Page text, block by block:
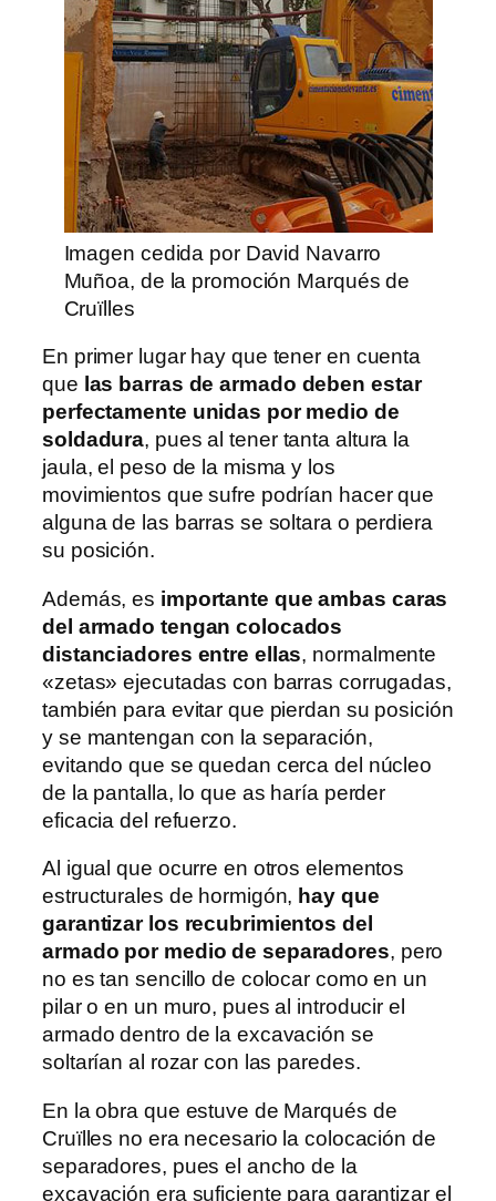
Imagen cedida por David Navarro
Muñoa, de la promoción Marqués de
Cruïlles
En primer lugar hay que tener en cuenta
que las barras de armado deben estar
perfectamente unidas por medio de
soldadura, pues al tener tanta altura la
jaula, el peso de la misma y los
movimientos que sufre podrían hacer que
alguna de las barras se soltara o perdiera
su posición.
Además, es importante que ambas caras
del armado tengan colocados
distanciadores entre ellas, normalmente
«zetas» ejecutadas con barras corrugadas,
también para evitar que pierdan su posición
y se mantengan con la separación,
evitando que se quedan cerca del núcleo
de la pantalla, lo que as haría perder
eficacia del refuerzo.
Al igual que ocurre en otros elementos
estructurales de hormigón, hay que
garantizar los recubrimientos del
armado por medio de separadores, pero
no es tan sencillo de colocar como en un
pilar o en un muro, pues al introducir el
armado dentro de la excavación se
soltarían al rozar con las paredes.
En la obra que estuve de Marqués de
Cruïlles no era necesario la colocación de
separadores, pues el ancho de la
excavación era suficiente para garantizar el